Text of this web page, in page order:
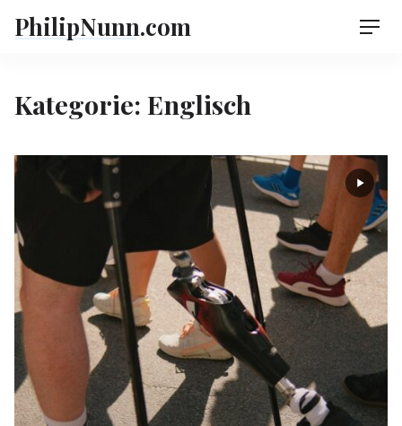
PhilipNunn.com
Kategorie: Englisch